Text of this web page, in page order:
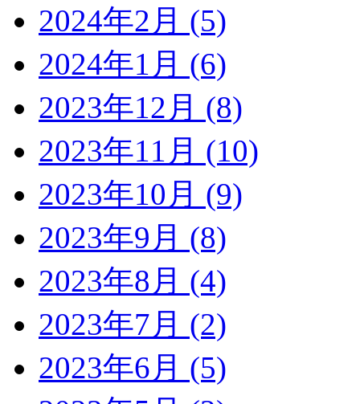
2024年2月 (5)
2024年1月 (6)
2023年12月 (8)
2023年11月 (10)
2023年10月 (9)
2023年9月 (8)
2023年8月 (4)
2023年7月 (2)
2023年6月 (5)